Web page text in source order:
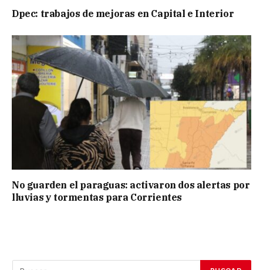
Dpec: trabajos de mejoras en Capital e Interior
No guarden el paraguas: activaron dos alertas por
lluvias y tormentas para Corrientes